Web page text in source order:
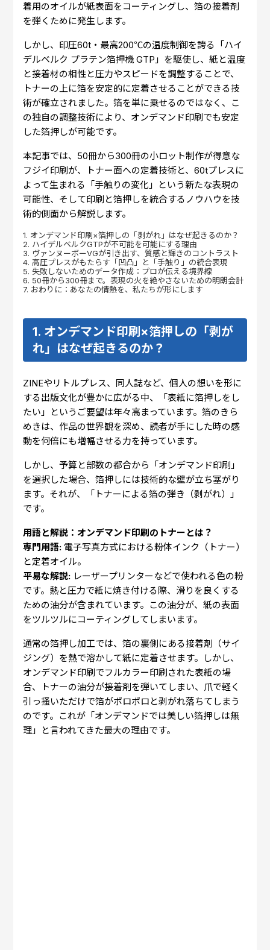
着用のオイルが紙表面をコーティングし、箔の接着剤
を弾くために発生します。
しかし、印圧60t・最高200℃の温度制御を誇る「ハイ
デルベルク プラテン箔押機 GTP」を駆使し、紙と温度
と接着材の相性と圧力やスピードを調整することで、
トナーの上に箔を安定的に定着させることができる技
術が確立されました。箔を単に乗せるのではなく、こ
の独自の調整技術により、オンデマンド印刷でも安定
した箔押しが可能です。
本記事では、50冊から300冊の小ロット制作が得意な
フジイ印刷が、トナー面への定着技術と、60tプレスに
よって生まれる「手触りの変化」という新たな表現の
可能性、そして印刷と箔押しを統合するノウハウを技
術的側面から解説します。
1. オンデマンド印刷×箔押しの「剥がれ」はなぜ起きるのか？
2. ハイデルベルクGTPが不可能を可能にする理由
3. ヴァンヌーボーVGが引き出す、質感と輝きのコントラスト
4. 高圧プレスがもたらす「凹凸」と「手触り」の統合表現
5. 失敗しないためのデータ作成：プロが伝える境界線
6. 50冊から300冊まで。表現の火を絶やさないための明朗会計
7. おわりに：あなたの情熱を、私たちが形にします
1. オンデマンド印刷×箔押しの「剥が
れ」はなぜ起きるのか？
ZINEやリトルプレス、同人誌など、個人の想いを形に
する出版文化が豊かに広がる中、「表紙に箔押しをし
たい」というご要望は年々高まっています。箔のきら
めきは、作品の世界観を深め、読者が手にした時の感
動を何倍にも増幅させる力を持っています。
しかし、予算と部数の都合から「オンデマンド印刷」
を選択した場合、箔押しには技術的な壁が立ち塞がり
ます。それが、「トナーによる箔の弾き（剥がれ）」
です。
用語と解説：オンデマンド印刷のトナーとは？
専門用語: 電子写真方式における粉体インク（トナー）
と定着オイル。
平易な解説: レーザープリンターなどで使われる色の粉
です。熱と圧力で紙に焼き付ける際、滑りを良くする
ための油分が含まれています。この油分が、紙の表面
をツルツルにコーティングしてしまいます。
通常の箔押し加工では、箔の裏側にある接着剤（サイ
ジング）を熱で溶かして紙に定着させます。しかし、
オンデマンド印刷でフルカラー印刷された表紙の場
合、トナーの油分が接着剤を弾いてしまい、爪で軽く
引っ掻いただけで箔がポロポロと剥がれ落ちてしまう
のです。これが「オンデマンドでは美しい箔押しは無
理」と言われてきた最大の理由です。